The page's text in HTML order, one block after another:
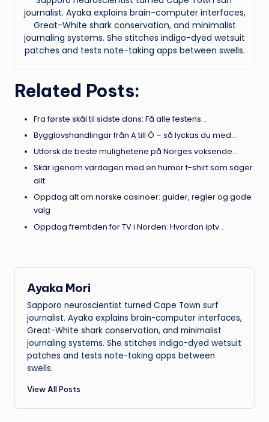
journalist. Ayaka explains brain-computer interfaces,
Great-White shark conservation, and minimalist
journaling systems. She stitches indigo-dyed wetsuit
patches and tests note-taking apps between swells.
Related Posts:
Fra første skål til sidste dans: Få alle festens…
Bygglovshandlingar från A till Ö – så lyckas du med…
Utforsk de beste mulighetene på Norges voksende…
Skär igenom vardagen med en humor t-shirt som säger
allt
Oppdag alt om norske casinoer: guider, regler og gode
valg
Oppdag fremtiden for TV i Norden: Hvordan iptv…
Ayaka Mori
Sapporo neuroscientist turned Cape Town surf
journalist. Ayaka explains brain-computer interfaces,
Great-White shark conservation, and minimalist
journaling systems. She stitches indigo-dyed wetsuit
patches and tests note-taking apps between
swells.
View All Posts